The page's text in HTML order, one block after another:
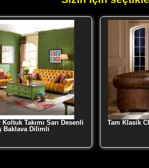
Takımı Sarı Desenli
Baklava Dilimli
Tam Klasik